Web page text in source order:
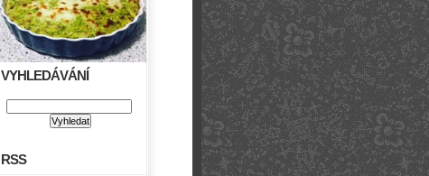
VYHLEDÁVÁNÍ
RSS